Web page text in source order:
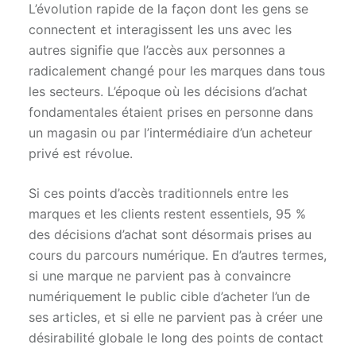
L’évolution rapide de la façon dont les gens se
connectent et interagissent les uns avec les
autres signifie que l’accès aux personnes a
radicalement changé pour les marques dans tous
les secteurs. L’époque où les décisions d’achat
fondamentales étaient prises en personne dans
un magasin ou par l’intermédiaire d’un acheteur
privé est révolue.
Si ces points d’accès traditionnels entre les
marques et les clients restent essentiels, 95 %
des décisions d’achat sont désormais prises au
cours du parcours numérique. En d’autres termes,
si une marque ne parvient pas à convaincre
numériquement le public cible d’acheter l’un de
ses articles, et si elle ne parvient pas à créer une
désirabilité globale le long des points de contact